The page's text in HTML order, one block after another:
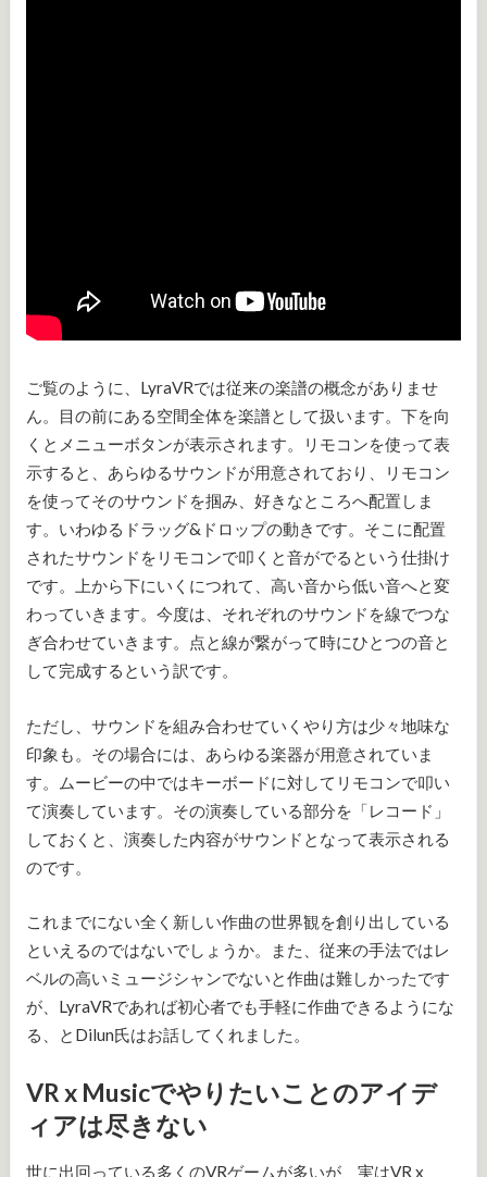
ご覧のように、LyraVRでは従来の楽譜の概念がありませ
ん。目の前にある空間全体を楽譜として扱います。下を向
くとメニューボタンが表示されます。リモコンを使って表
示すると、あらゆるサウンドが用意されており、リモコン
を使ってそのサウンドを掴み、好きなところへ配置しま
す。いわゆるドラッグ&ドロップの動きです。そこに配置
されたサウンドをリモコンで叩くと音がでるという仕掛け
です。上から下にいくにつれて、高い音から低い音へと変
わっていきます。今度は、それぞれのサウンドを線でつな
ぎ合わせていきます。点と線が繋がって時にひとつの音と
して完成するという訳です。
ただし、サウンドを組み合わせていくやり方は少々地味な
印象も。その場合には、あらゆる楽器が用意されていま
す。ムービーの中ではキーボードに対してリモコンで叩い
て演奏しています。その演奏している部分を「レコード」
しておくと、演奏した内容がサウンドとなって表示される
のです。
これまでにない全く新しい作曲の世界観を創り出している
といえるのではないでしょうか。また、従来の手法ではレ
ベルの高いミュージシャンでないと作曲は難しかったです
が、LyraVRであれば初心者でも手軽に作曲できるようにな
る、とDilun氏はお話してくれました。
VR x Musicでやりたいことのアイデ
ィアは尽きない
世に出回っている多くのVRゲームが多いが、実はVR x